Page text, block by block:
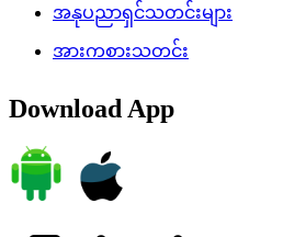
အနုပညာရှင်သတင်းများ
အားကစားသတင်း
Download App